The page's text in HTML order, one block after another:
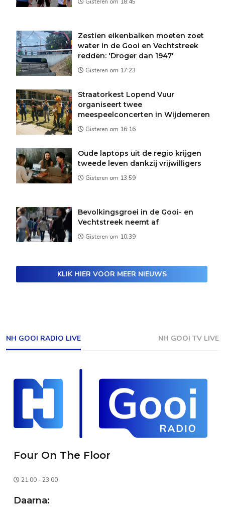
Gisteren om 18:45
Zestien eikenbalken moeten zoet
water in de Gooi en Vechtstreek
redden: 'Droger dan 1947'
Gisteren om 17:23
Straatorkest Lopend Vuur
organiseert twee
meespeelconcerten in Wijdemeren
Gisteren om 16:16
Oude laptops uit de regio krijgen
tweede leven dankzij vrijwilligers
Gisteren om 13:59
Bevolkingsgroei in de Gooi- en
Vechtstreek neemt af
Gisteren om 10:39
KLIK HIER VOOR MEER NIEUWS
NH GOOI RADIO LIVE NH GOOI TV LIVE
Four On The Floor
21:00 - 23:00
Daarna: